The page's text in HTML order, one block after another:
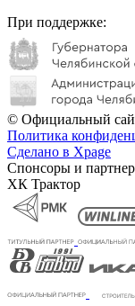
При поддержке:
© Официальный
Политика
Сделано в Xpage
Спонсоры и
ХК Трактор